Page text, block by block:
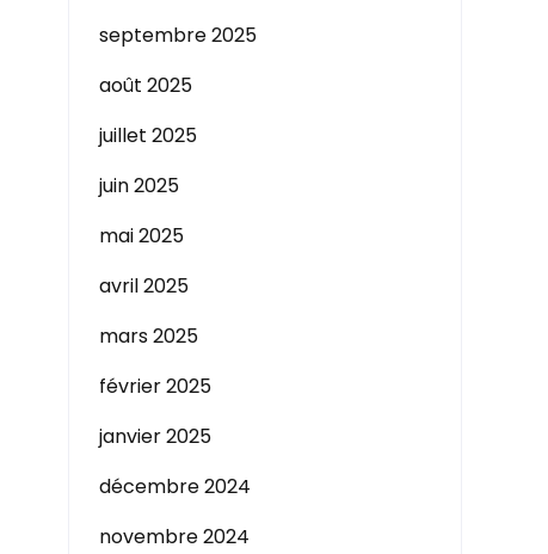
septembre 2025
août 2025
juillet 2025
juin 2025
mai 2025
avril 2025
mars 2025
février 2025
janvier 2025
décembre 2024
novembre 2024